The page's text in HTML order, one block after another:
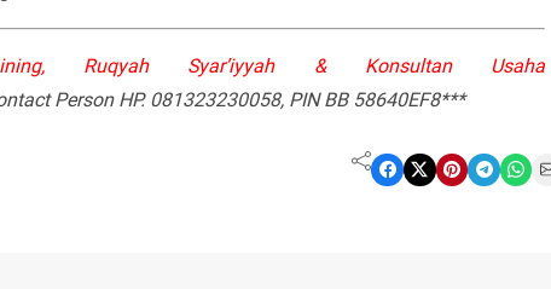
Ruqyah Syar’iyyah & Konsultan Usaha
Person HP. 081323230058, PIN BB 58640EF8***
Share on Facebook Share on X Share on Pinterest Share on Telegram Share on WhatsApp Share on Email